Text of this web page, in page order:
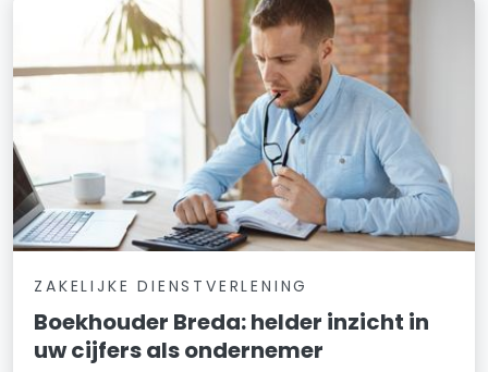
ZAKELIJKE DIENSTVERLENING
Boekhouder Breda: helder inzicht in
uw cijfers als ondernemer